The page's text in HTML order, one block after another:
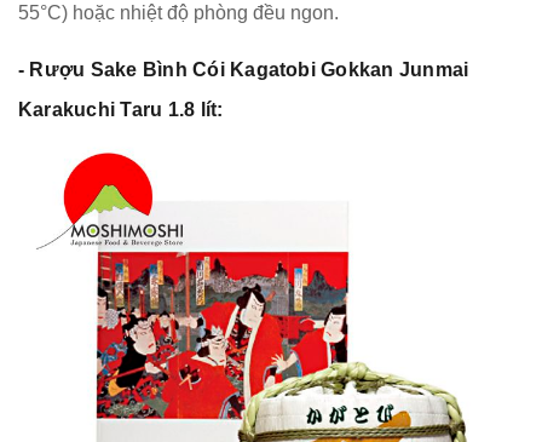
55°C) hoặc nhiệt độ phòng đều ngon.
- Rượu Sake Bình Cói Kagatobi Gokkan Junmai
Karakuchi Taru 1.8 lít: